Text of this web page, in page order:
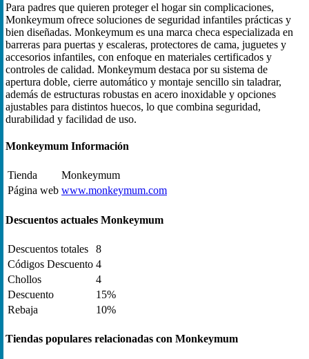
Para padres que quieren proteger el hogar sin complicaciones,
Monkeymum ofrece soluciones de seguridad infantiles prácticas y
bien diseñadas. Monkeymum es una marca checa especializada en
barreras para puertas y escaleras, protectores de cama, juguetes y
accesorios infantiles, con enfoque en materiales certificados y
controles de calidad. Monkeymum destaca por su sistema de
apertura doble, cierre automático y montaje sencillo sin taladrar,
además de estructuras robustas en acero inoxidable y opciones
ajustables para distintos huecos, lo que combina seguridad,
durabilidad y facilidad de uso.
Monkeymum Información
Tienda
Monkeymum
Página web www.monkeymum.com
Descuentos actuales Monkeymum
Descuentos totales
8
Códigos Descuento 4
Chollos
4
Descuento
15%
Rebaja
10%
Tiendas populares relacionadas con Monkeymum